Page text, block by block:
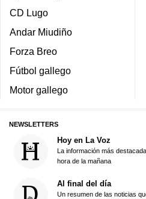
CD Lugo
Andar Miudiño
Forza Breo
Fútbol gallego
Motor gallego
NEWSLETTERS
Hoy en La Voz
La información más
hora de la mañana
Al final del día
Un resumen de las noticias